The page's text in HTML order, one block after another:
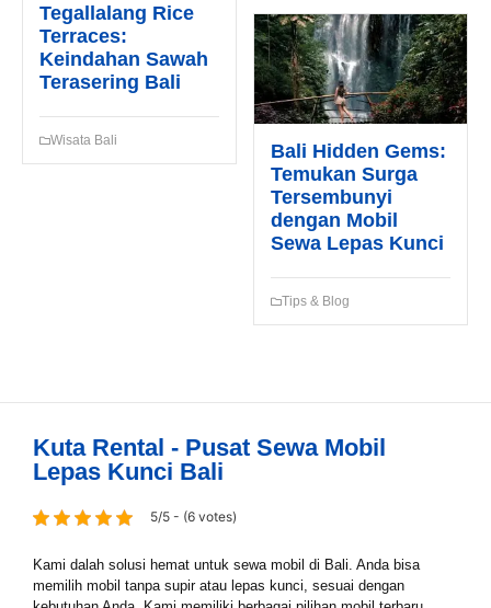
Tegallalang Rice
Terraces:
Keindahan Sawah
Terasering Bali
Wisata Bali
Bali Hidden Gems:
Temukan Surga
Tersembunyi
dengan Mobil
Sewa Lepas Kunci
Tips & Blog
Kuta Rental - Pusat Sewa Mobil
Lepas Kunci Bali
5/5 - (6 votes)
Kami dalah solusi hemat untuk sewa mobil di Bali. Anda bisa
memilih mobil tanpa supir atau lepas kunci, sesuai dengan